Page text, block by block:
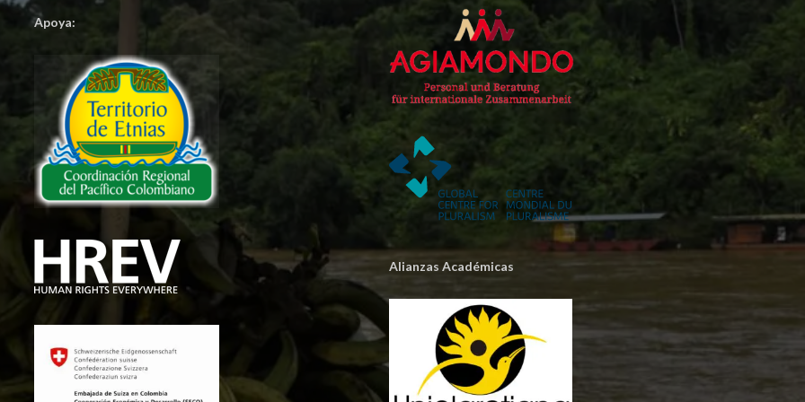
Apoya:
Alianzas Académicas